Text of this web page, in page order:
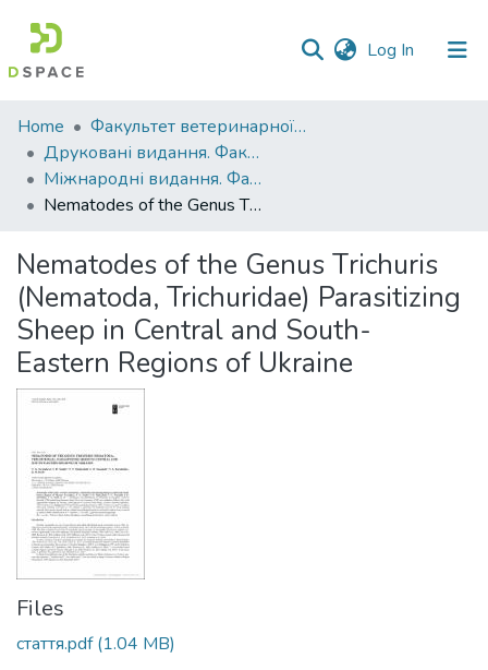
Log In (current)
Communities
&
Collections
Statistics
Home
Факультет ветеринарної медицини
Друковані видання. Факультет ветеринарної медицини
Міжнародні видання. Факультет ветеринарної медицини
Nematodes of the Genus Тrichuris (Nematoda, Trichuridae) Parasitizing Sheep in Central and South- Eastern Regions of Ukraine
Nematodes of the Genus Тrichuris
(Nematoda, Trichuridae) Parasitizing
Sheep in Central and South-
Eastern Regions of Ukraine
Files
стаття.pdf(1.04 MB)